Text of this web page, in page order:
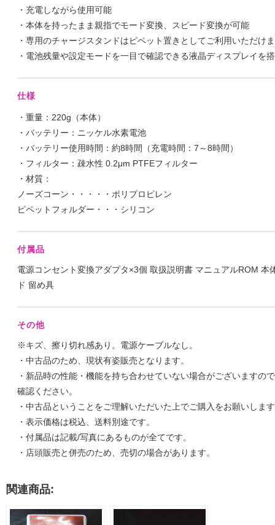
・充電しながら使用可能
・本体を持ったまま親指でモード変換、スピード変換が可能
・専用のチャージスタンドはピペット置きとしてご利用いただけ
・電池残量や設定モードを一目で確認できる液晶ディスプレイを
仕様
・重量：220g（本体）
・バッテリー：ニッケル水素電池
・バッテリー使用時間：約8時間（充電時間：7～8時間）
・フィルター：疎水性 0.2μm PTFEフィルター
・材質：
ノーズコーン・・・・・ポリプロピレン
ピペットフォルダー・・・シリコン
付属品
電源コンセント変換アダプタ×3個 取扱説明書 マニュアルROM 本
ド 留め具
その他
※キズ、擦り切れ感あり。電源ケーブルなし。
・中古品のため、現状有姿販売となります。
・新品時の性能・機能を持ち合わせていない場合がございますの
確認ください。
・中古品ということをご理解いただいた上でご購入をお願いしま
・表示価格は税込、送料別途です。
・付属品は記載/写真にあるものが全てです。
・店頭販売と併売のため、売切の場合があります。
関連商品: